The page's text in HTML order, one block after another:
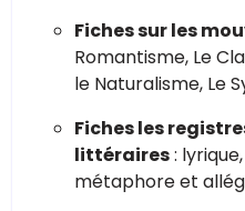
Fiches sur les
Romantisme, Le
le Naturalisme, Le
Fiches les
littéraires:
métaphore et